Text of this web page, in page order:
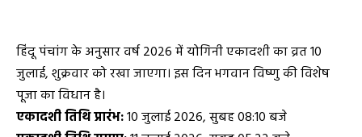
हिंदू पंचांग के अनुसार वर्ष 2026 में योगिनी एकादशी का व्रत 10
जुलाई, शुक्रवार को रखा जाएगा। इस दिन भगवान विष्णु की विशेष
पूजा का विधान है।
एकादशी तिथि प्रारंभ:10 जुलाई 2026, सुबह 08:10 बजे